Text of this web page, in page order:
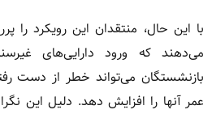
با این حال، منتقدان این رویکرد را
می‌دهند که ورود دارایی‌های
بازنشستگان می‌تواند خطر از دست
عمر آنها را افزایش دهد. دلیل این